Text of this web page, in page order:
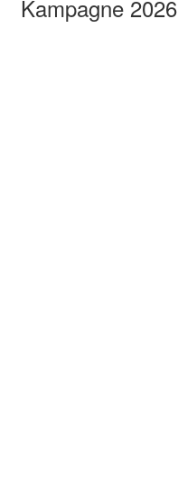
Kampagne 2026